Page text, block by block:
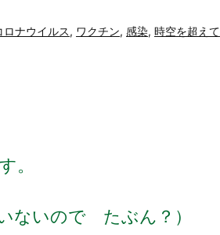
ロナウイルス, ワクチン, 感染, 時空を超えて
。
ないので たぶん？）